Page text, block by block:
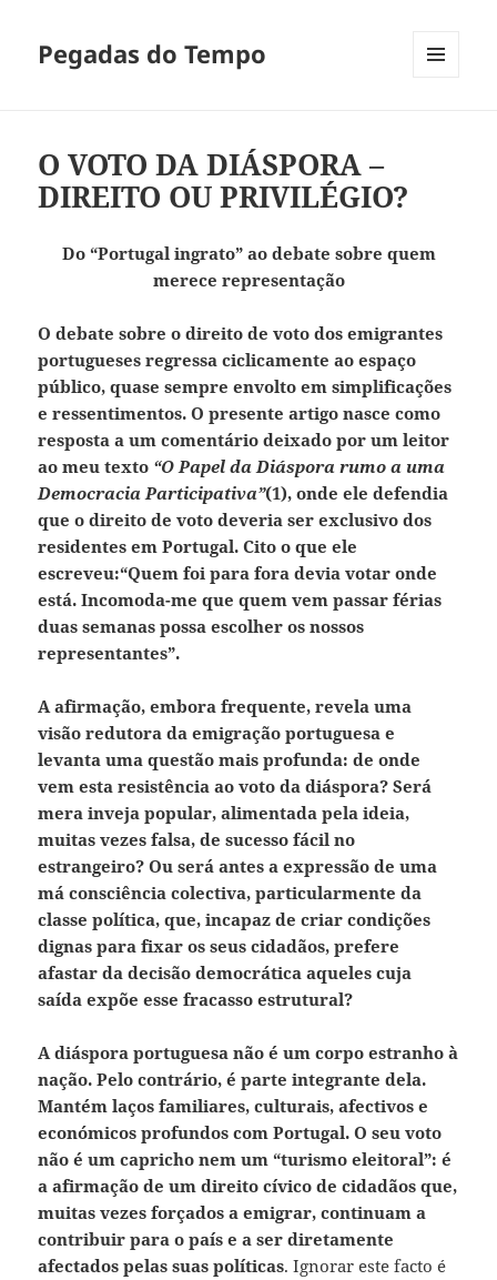
Pegadas do Tempo
O VOTO DA DIÁSPORA –
DIREITO OU PRIVILÉGIO?
Do “Portugal ingrato” ao debate sobre quem
merece representação
O debate sobre o direito de voto dos emigrantes
portugueses regressa ciclicamente ao espaço
público, quase sempre envolto em simplificações
e ressentimentos. O presente artigo nasce como
resposta a um comentário deixado por um leitor
ao meu texto “O Papel da Diáspora rumo a uma
Democracia Participativa”(1), onde ele defendia
que o direito de voto deveria ser exclusivo dos
residentes em Portugal. Cito o que ele
escreveu:“Quem foi para fora devia votar onde
está. Incomoda-me que quem vem passar férias
duas semanas possa escolher os nossos
representantes”.
A afirmação, embora frequente, revela uma
visão redutora da emigração portuguesa e
levanta uma questão mais profunda: de onde
vem esta resistência ao voto da diáspora? Será
mera inveja popular, alimentada pela ideia,
muitas vezes falsa, de sucesso fácil no
estrangeiro? Ou será antes a expressão de uma
má consciência colectiva, particularmente da
classe política, que, incapaz de criar condições
dignas para fixar os seus cidadãos, prefere
afastar da decisão democrática aqueles cuja
saída expõe esse fracasso estrutural?
A diáspora portuguesa não é um corpo estranho à
nação. Pelo contrário, é parte integrante dela.
Mantém laços familiares, culturais, afectivos e
económicos profundos com Portugal. O seu voto
não é um capricho nem um “turismo eleitoral”: é
a afirmação de um direito cívico de cidadãos que,
muitas vezes forçados a emigrar, continuam a
contribuir para o país e a ser diretamente
afectados pelas suas políticas. Ignorar este facto é